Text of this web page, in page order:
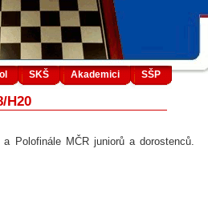
SKŠ Akademici SŠP
H20
Polofinále MČR juniorů a dorostenců.